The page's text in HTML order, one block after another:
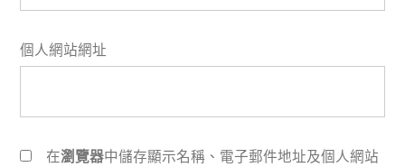
個人網站網址
在瀏覽器中儲存顯示名稱、電子郵件地址及個人網站